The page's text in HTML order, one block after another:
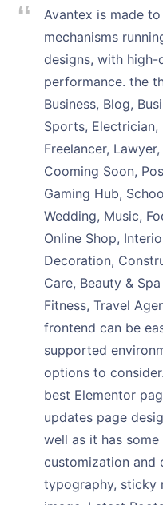
Avantex is made
mechanisms
designs, with
performance. the
Business, Blog,
Sports, Electrician,
Freelancer,
Cooming Soon,
Gaming Hub,
Wedding, Music,
Online Shop,
Decoration,
Care, Beauty &
Fitness, Travel
frontend can be
supported
options to
best Elementor
updates page
well as it has
customization and
typography, sticky